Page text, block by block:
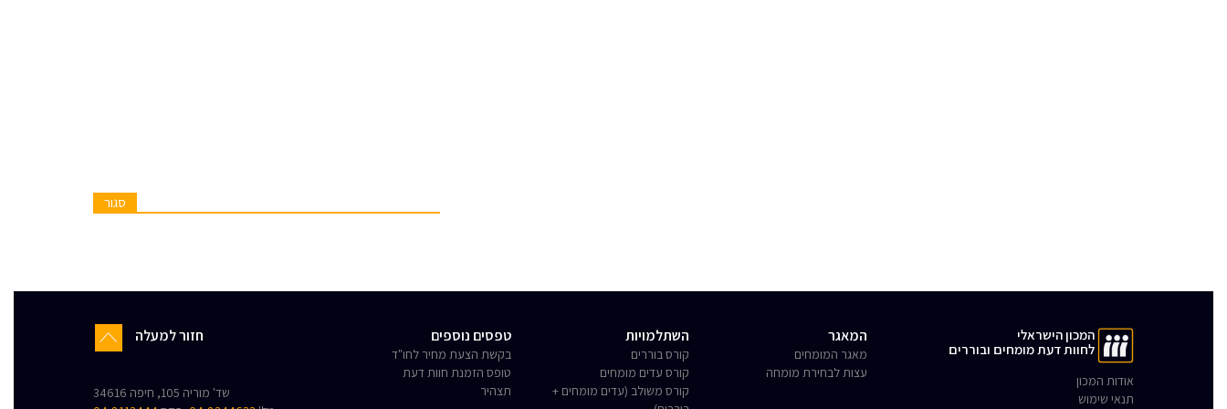
סגור
המכון הישראלי
לחוות דעת מומחים ובוררים
אודות המכון
תנאי שימוש
המאגר
מאגר המומחים
עצות לבחירת מומחה
השתלמויות
קורס בוררים
קורס עדים מומחים
קורס משולב (עדים מומחים +
טפסים נוספים
בקשת הצעת מחיר לחו"ד
טופס הזמנת חוות דעת
תצהיר
חזור למעלה
שד' מוריה 105, חיפה 34616